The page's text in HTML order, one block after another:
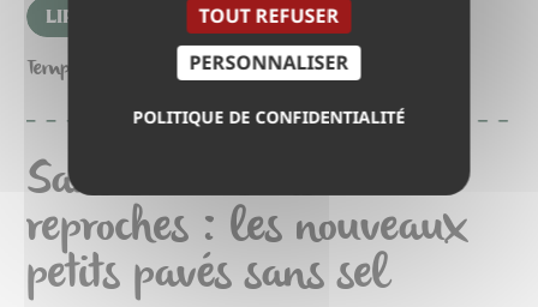
LIRE L'ARTICLE
Temps de lecture : 3 minutes
Sans sel et sans
reproches : les nouveaux
petits pavés sans sel
TOUT REFUSER
PERSONNALISER
POLITIQUE DE CONFIDENTIALITÉ